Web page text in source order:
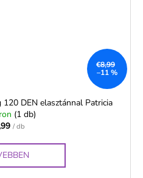
€8,99
–11 %
DEN elasztánnal Patricia
(1 db)
/ db